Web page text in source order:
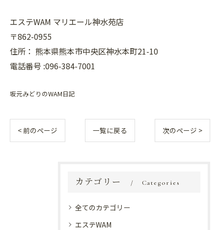
エステWAM マリエール神水苑店
〒862-0955
住所： 熊本県熊本市中央区神水本町21-10
電話番号 :096-384-7001
坂元みどりのWAM日記
< 前のページ 一覧に戻る 次のページ >
カテゴリー Categories
全てのカテゴリー
エステWAM